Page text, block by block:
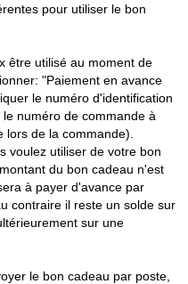
pour utiliser le bon
être utilisé au moment de
"Paiement en avance
le numéro d'identification
numéro de commande à
de la commande).
voulez utiliser de votre bon
du bon cadeau n'est
à payer d'avance par
contraire il reste un solde sur
sur une
le bon cadeau par poste,